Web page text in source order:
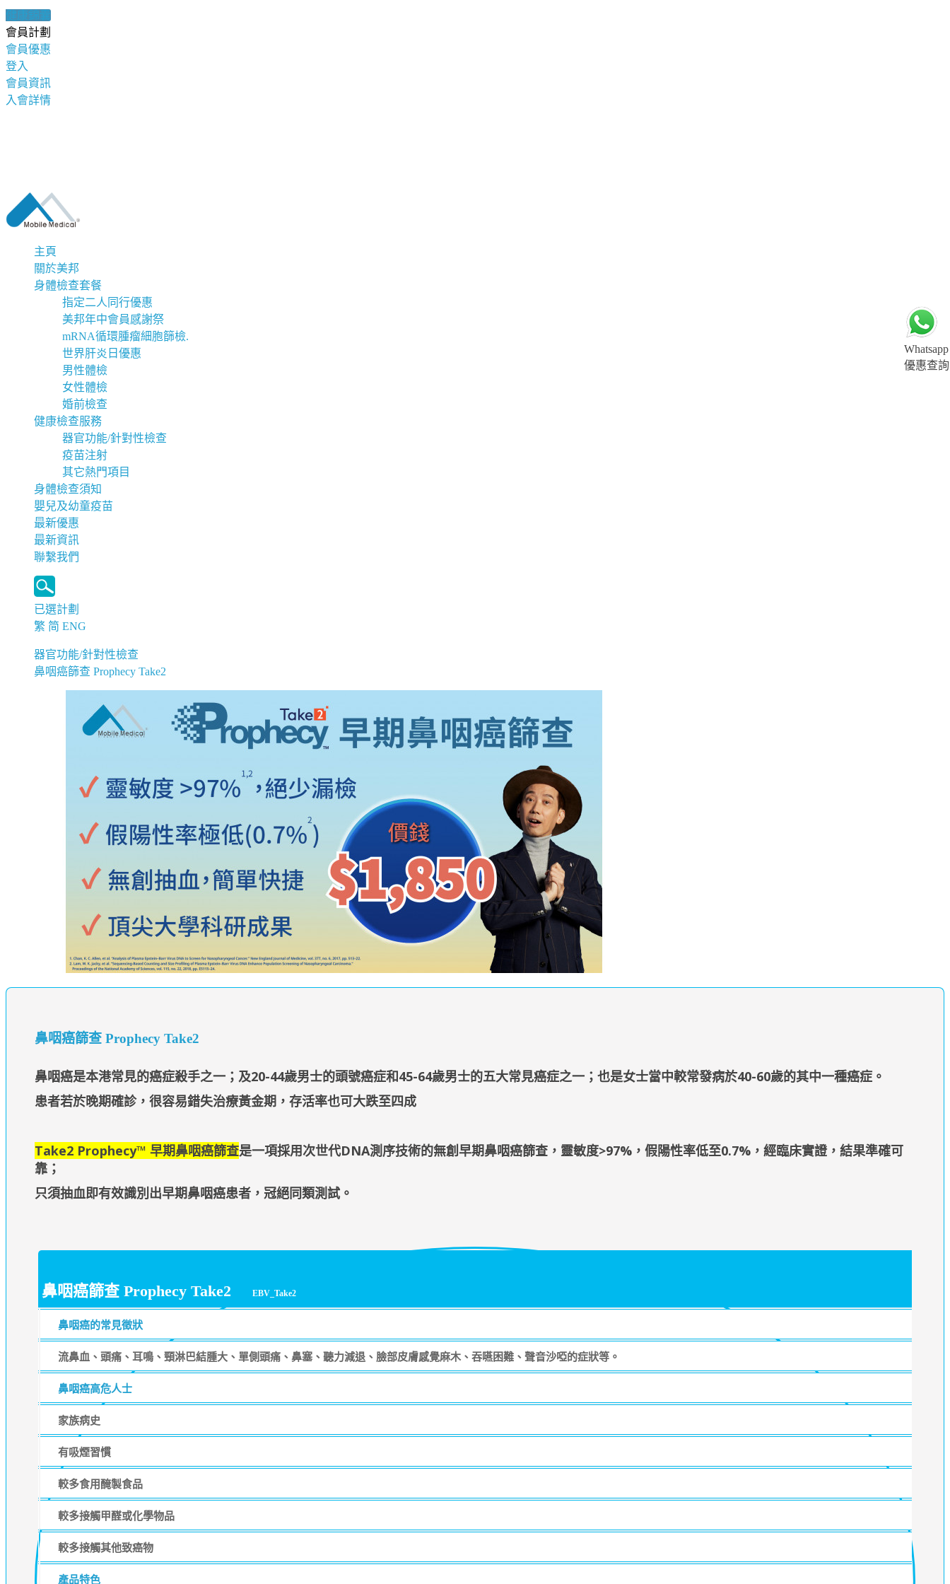
健康錦囊
會員計劃
會員優惠
登入
會員資訊
入會詳情
主頁
關於美邦
身體檢查套餐
指定二人同行優惠
美邦年中會員感謝祭
mRNA循環腫瘤細胞篩檢.
世界肝炎日優惠
男性體檢
女性體檢
婚前檢查
健康檢查服務
器官功能/針對性檢查
疫苗注射
其它熱門項目
身體檢查須知
嬰兒及幼童疫苗
最新優惠
最新資訊
聯繫我們
已選計劃
繁 简 ENG
Whatsapp
優惠查詢
器官功能/針對性檢查
鼻咽癌篩查 Prophecy Take2
鼻咽癌篩查 Prophecy Take2
鼻咽癌是本港常見的癌症殺手之一；及20-44歲男士的頭號癌症和45-64歲男士的五大常見癌症之一；也是女士當中較常發病於40-60歲的其中一種癌症。
患者若於晚期確診，很容易錯失治療黃金期，存活率也可大跌至四成
Take2 Prophecy™ 早期鼻咽癌篩查是一項採用次世代DNA測序技術的無創早期鼻咽癌篩查，靈敏度>97%，假陽性率低至0.7%，經臨床實證，結果準確可
靠；
只須抽血即有效識別出早期鼻咽癌患者，冠絕同類測試。
鼻咽癌篩查 Prophecy Take2 EBV_Take2
鼻咽癌的常見徵狀
流鼻血、頭痛、耳鳴、頸淋巴結腫大、單側頭痛、鼻塞、聽力減退、臉部皮膚感覺麻木、吞嚥困難、聲音沙啞的症狀等。
鼻咽癌高危人士
家族病史
有吸煙習慣
較多食用醃製食品
較多接觸甲醛或化學物品
較多接觸其他致癌物
產品特色